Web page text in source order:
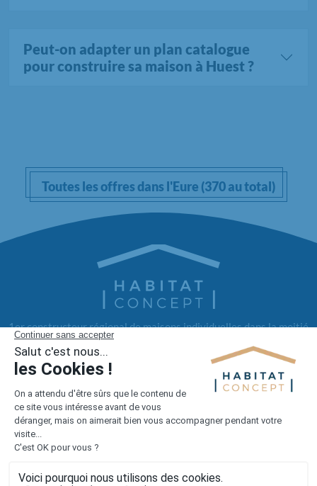
Peut-on adapter un plan catalogue
pour construire sa maison à Huest ?
Toutes les offres dans l'Eure (370 au total)
1er constructeur régional de maisons individuelles dans la moitié
Liens utiles
Alertes offres